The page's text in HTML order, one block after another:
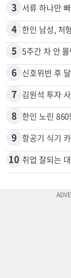
3
4
5 5주간 차 안
6
7 김원석 투자
8
9
10 취업 잘되는